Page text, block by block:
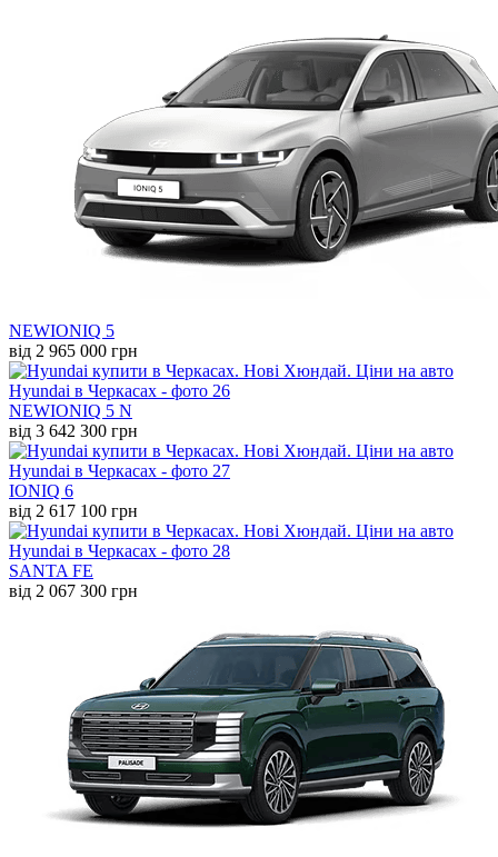
NEWIONIQ 5
від 2 965 000 грн
NEWIONIQ 5 N
від 3 642 300 грн
IONIQ 6
від 2 617 100 грн
SANTA FE
від 2 067 300 грн